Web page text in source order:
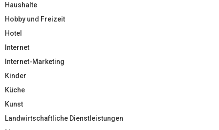
Haushalte
Hobby und Freizeit
Hotel
Internet
Internet-Marketing
Kinder
Küche
Kunst
Landwirtschaftliche Dienstleistungen